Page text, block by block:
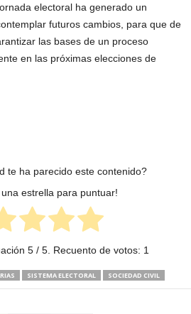
electoral ha generado un
futuros cambios, para que de
las bases de un proceso
en las próximas elecciones de
te ha parecido este contenido?
una estrella para puntuar!
5 / 5. Recuento de votos: 1
SISTEMA ELECTORAL SOCIEDAD CIVIL